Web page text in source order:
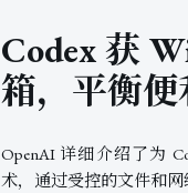
Codex 获
箱，平衡
OpenAI 详细介绍了为
术，通过受控的文件和